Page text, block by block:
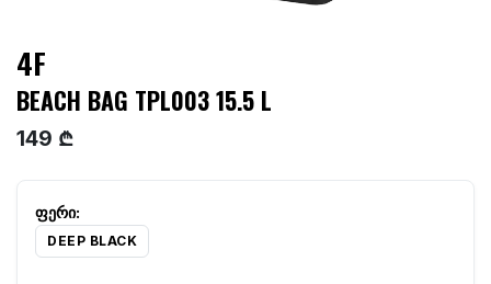
4F
BEACH BAG TPL003 15.5 L
149 ₾
DEEP BLACK